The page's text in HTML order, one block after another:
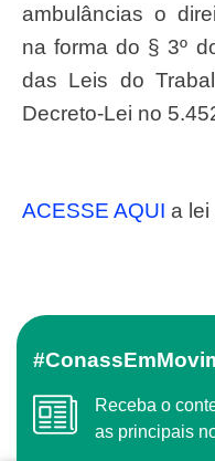
ambulâncias o
na forma do § 3º
das Leis do
Decreto-Lei no
ACESSE AQUI a lei
Receba o conteúdo semanal do Conass com
as principais